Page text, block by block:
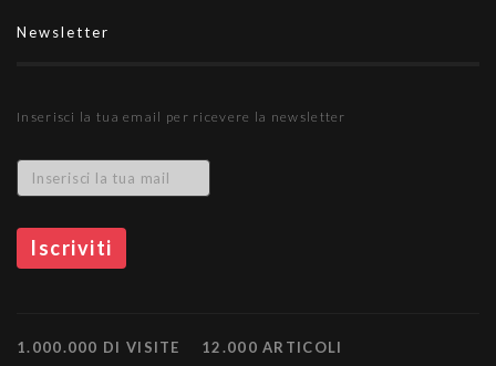
Newsletter
Inserisci la tua email per ricevere la newsletter
1.000.000 DI VISITE 12.000 ARTICOLI